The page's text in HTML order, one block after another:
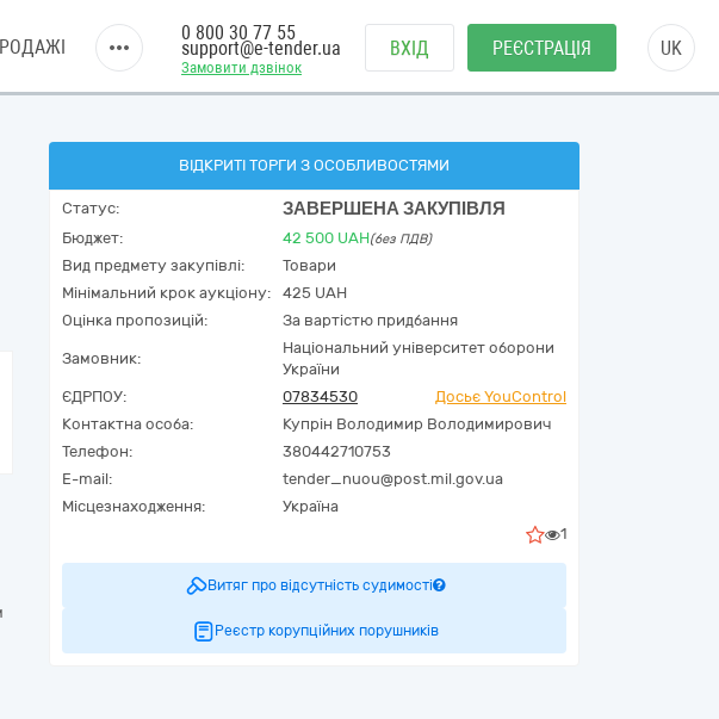
Замовити дзвінок
0 800 30 77 55
support@e-tender.ua ВХІД РЕЄСТРАЦІЯ UK
ВІДКРИТІ ТОРГИ З ОСОБЛИВОСТЯМИ
Статус: ЗАВЕРШЕНА ЗАКУПІВЛЯ
Бюджет: 42 500 UAH(без ПДВ)
Вид предмету закупівлі:
Товари
Мінімальний крок аукціону:
425 UAH
Оцінка пропозицій:
За вартістю придбання
Замовник:
Національний університет оборони
України
ЄДРПОУ:
07834530
Досьє YouControl
Контактна особа:
Купрін Володимир Володимирович
Телефон:
380442710753
E-mail:
tender_nuou@post.mil.gov.ua
Місцезнаходження:
Україна
1
Витяг про відсутність судимості
Реєстр корупційних порушників